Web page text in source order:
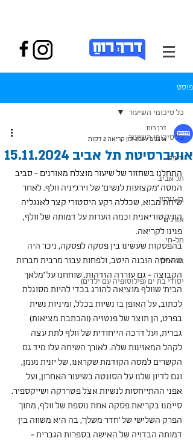
פוסט
כל סיכומי השיעור
חיפה
תל אביב
בן-גוריון
אורנים
תל-חי
בר-אילן
יסודי בת ים (פילוסופיה עם ילדים)
כל סיכומי השיעור
אוניברסיטת תל אביב 15.11.2024
דרך רוח
14 בנוב׳ 2024
זמן קריאה 2 דקות
התחלנו בשחזור של שיעור מוצלח מאורנים - סביב
המסה 'מקצועות לנשים' של וירג'יניה וולף. לאחר
שיחת מבוא, שכללה רקע היסטורי קצר לאנגליה
הוויקטוריאנית וכמה הערות על דמותה של וולף,
פנינו לקריאה.
בהפסקות שעשינו בין פסקה לפסקה, ניכר היה
שהמסה הובנה היטב, ולפחות עבור מרבית חברות
הקבוצה - גם עוררה הזדהות. שוחחנו על 'מלאך
הבית' שוולף מוציאה להורג בכדי להיות מסוגלת
לכתוב, על האופן בו נשיות בכלל, ומיניות נשית
בפרט, הן תוצר של פנטזיה (והכתבת מציאות)
גברית, ועל דרכה הייחודית של וולף לתת עצה
לקהל המאזינות שלה. לאורך השיחה עלו מיד גם
הקשרים למסה הקודמת שקראנו, של יונית נעמן,
וגם לדיון שלנו על הסונטה בשיעור האחרון, ועל
אפני ההתייחסות לנשיות אצל פטררקה ושייקספיר.
סיימנו בקריאת פסקה אחת נוספת של וולף, מתוך
הפרק השלישי של 'חדר משלך', בה היא משווה בין
דמותה הבדויה של האישה בספרות הגברית -